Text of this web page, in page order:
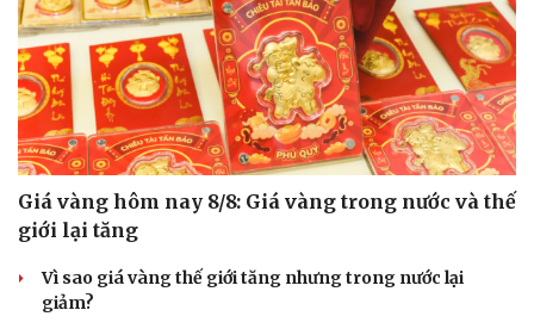
Giá vàng hôm nay 8/8: Giá vàng trong nước và thế
giới lại tăng
Vì sao giá vàng thế giới tăng nhưng trong nước lại
giảm?